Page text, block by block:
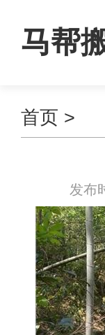
马帮
首页 >
发布